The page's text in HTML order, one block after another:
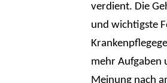
verdient. Die
und wichtigste
mehr Aufgaben
Meinung nach